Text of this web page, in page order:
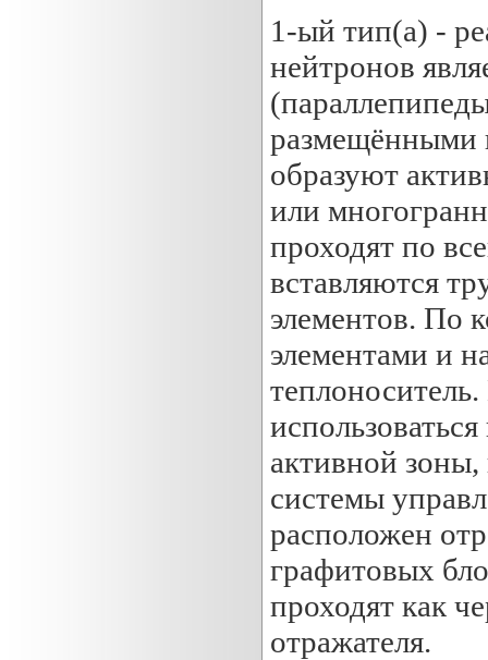
1-ый тип(а) -
нейтронов
размещёнными
образуют
или
проходят по
вставляются
элементов. По
элементами и
активной зоны,
системы
расположен
графитовых
проходят как
отражателя.